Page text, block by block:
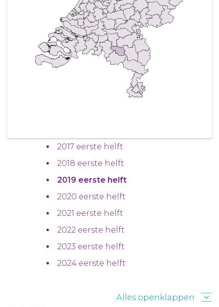
2017 eerste helft
2018 eerste helft
2019 eerste helft
2020 eerste helft
2021 eerste helft
2022 eerste helft
2023 eerste helft
2024 eerste helft
Alles openklappen